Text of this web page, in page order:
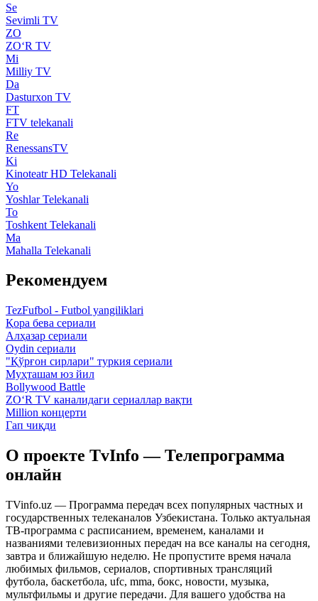
Se
Sevimli TV
ZO
ZO‘R TV
Mi
Milliy TV
Da
Dasturxon TV
FT
FTV telekanali
Re
RenessansTV
Ki
Kinoteatr HD Telekanali
Yo
Yoshlar Telekanali
To
Toshkent Telekanali
Ma
Mahalla Telekanali
Рекомендуем
TezFufbol - Futbol yangiliklari
Қора бева сериали
Алҳазар сериали
Oydin сериали
"Қўрғон сирлари" туркия сериали
Муҳташам юз йил
Bollywood Battle
ZO‘R TV каналидаги сериаллар вақти
Million концерти
Гап чиқди
О проекте TvInfo — Телепрограмма
онлайн
TVinfo.uz — Программа передач всех популярных частных и
государственных телеканалов Узбекистана. Только актуальная
ТВ-программа с расписанием, временем, каналами и
названиями телевизионных передач на все каналы на сегодня,
завтра и ближайшую неделю. Не пропустите время начала
любимых фильмов, сериалов, спортивных трансляций
футбола, баскетбола, ufc, mma, бокс, новости, музыка,
мультфильмы и другие передачи. Для вашего удобства на